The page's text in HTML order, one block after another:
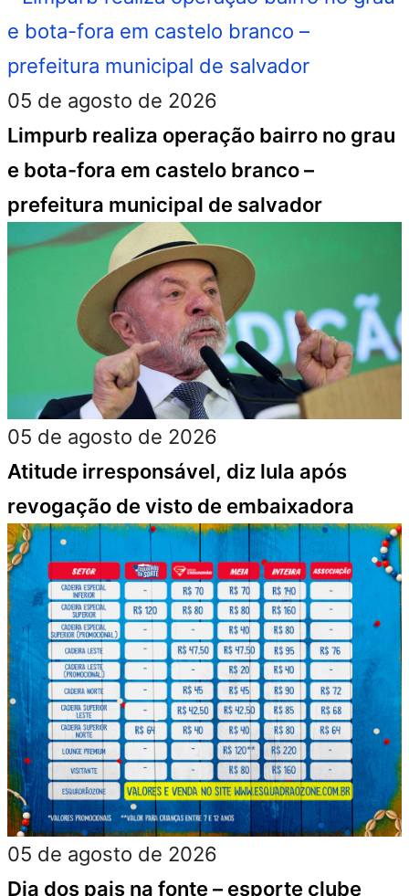
05 de agosto de 2026
Limpurb realiza operação bairro no grau
e bota-fora em castelo branco –
prefeitura municipal de salvador
05 de agosto de 2026
Atitude irresponsável, diz lula após
revogação de visto de embaixadora
05 de agosto de 2026
Dia dos pais na fonte – esporte clube